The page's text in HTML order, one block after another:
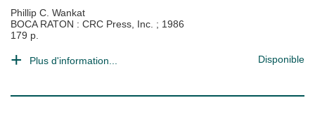
Phillip C. Wankat
BOCA RATON : CRC Press, Inc. ; 1986
179 p.
Plus d'information... Disponible